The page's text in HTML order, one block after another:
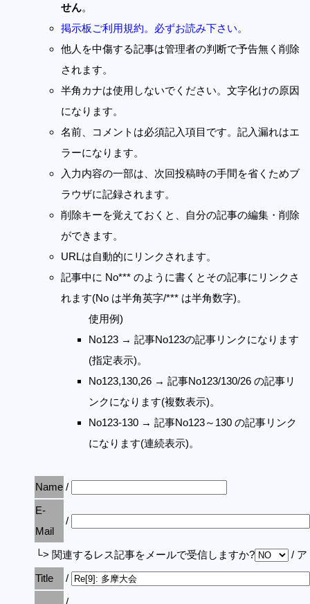
せん。
掲示板ご利用規約。必ずお読み下さい。
他人を中傷する記事は管理者の判断で予告無く削除
されます。
半角カナは使用しないでください。文字化けの原因
になります。
名前、コメントは必須記入項目です。記入漏れはエ
ラーになります。
入力内容の一部は、次回投稿時の手間を省くためブ
ラウザに記録されます。
削除キーを覚えておくと、自分の記事の編集・削除
ができます。
URLは自動的にリンクされます。
記事中に No*** のように書くとその記事にリンクさ
れます(No は半角英字/*** は半角数字)。
使用例)
No123 → 記事No123の記事リンクになります
(指定表示)。
No123,130,26 → 記事No123/130/26 の記事リ
ンクになります(複数表示)。
No123-130 → 記事No123～130 の記事リンク
になります(連続表示)。
Name /
E-
Mail
/
└> 関連するレス記事をメールで受信しますか?
/ ア
Title
/
/